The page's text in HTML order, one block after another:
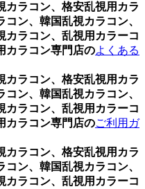
カラコン、格安乱視用カラ
ン、韓国乱視カラコン、
カラコン、乱視用カラーコ
カラコン専門店のよくある
カラコン、格安乱視用カラ
ン、韓国乱視カラコン、
カラコン、乱視用カラーコ
カラコン専門店のご利用ガ
カラコン、格安乱視用カラ
ン、韓国乱視カラコン、
カラコン、乱視用カラーコ